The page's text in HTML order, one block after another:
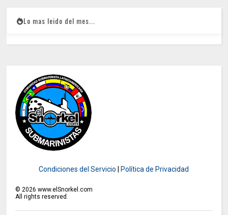
Lo mas leido del mes...
Condiciones del Servicio Política de Privacidad
© 2026 www.elSnorkel.com
All rights reserved.